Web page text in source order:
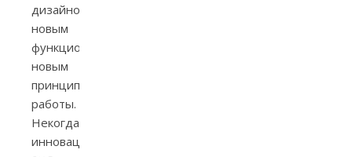
дизайном,
новым
функционалом,
новым
принципом
работы.
Некогда
инновационная